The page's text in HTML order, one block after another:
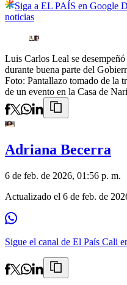
Siga a EL PAÍS en Google
noticias
Luis Carlos Leal se
durante buena parte del
Foto: Pantallazo tomado de la
de un evento en la Casa de
Adriana Becerra
6 de feb. de 2026, 01:56 p. m.
Actualizado el 6 de feb. de
Sigue el canal de El País Cali